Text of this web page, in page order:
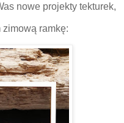
nowe projekty tekturek,
zimową ramkę: